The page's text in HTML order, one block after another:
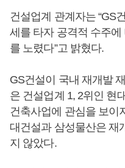
건설업계 관계자는 “GS
세를 타자 공격적 수주에
를 노렸다”고 밝혔다.
GS건설이 국내 재개발
은 건설업계 1, 2위인 현
건축사업에 관심을 보이
대건설과 삼성물산은 재
지 않았다.